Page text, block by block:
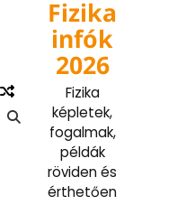
content
Fizika
infók
2026
Fizika
képletek,
fogalmak,
példák
röviden és
érthetően